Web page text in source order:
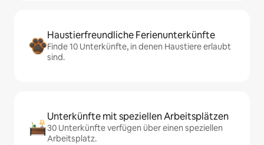
Haustierfreundliche Ferienunterkünfte
Finde 10 Unterkünfte, in denen Haustiere erlaubt
sind.
Unterkünfte mit speziellen Arbeitsplätzen
30 Unterkünfte verfügen über einen speziellen
Arbeitsplatz.